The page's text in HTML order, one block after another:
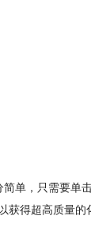
单，只需要单
获得超高质量